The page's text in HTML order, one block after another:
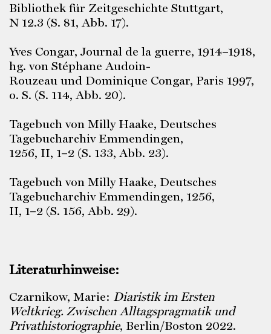
Bibliothek für Zeitgeschichte Stuttgart,
N 12.3 (S. 81, Abb. 17).
Yves Congar, Journal de la guerre, 1914–1918,
hg. von Stéphane Audoin-
Rouzeau und Dominique Congar, Paris 1997,
o. S. (S. 114, Abb. 20).
Tagebuch von Milly Haake, Deutsches
Tagebucharchiv Emmendingen,
1256, II, 1–2 (S. 133, Abb. 23).
Tagebuch von Milly Haake, Deutsches
Tagebucharchiv Emmendingen, 1256,
II, 1–2 (S. 156, Abb. 29).
Literaturhinweise:
Czarnikow, Marie: Diaristik im Ersten
Weltkrieg. Zwischen Alltagspragmatik und
Privathistoriographie, Berlin/Boston 2022.